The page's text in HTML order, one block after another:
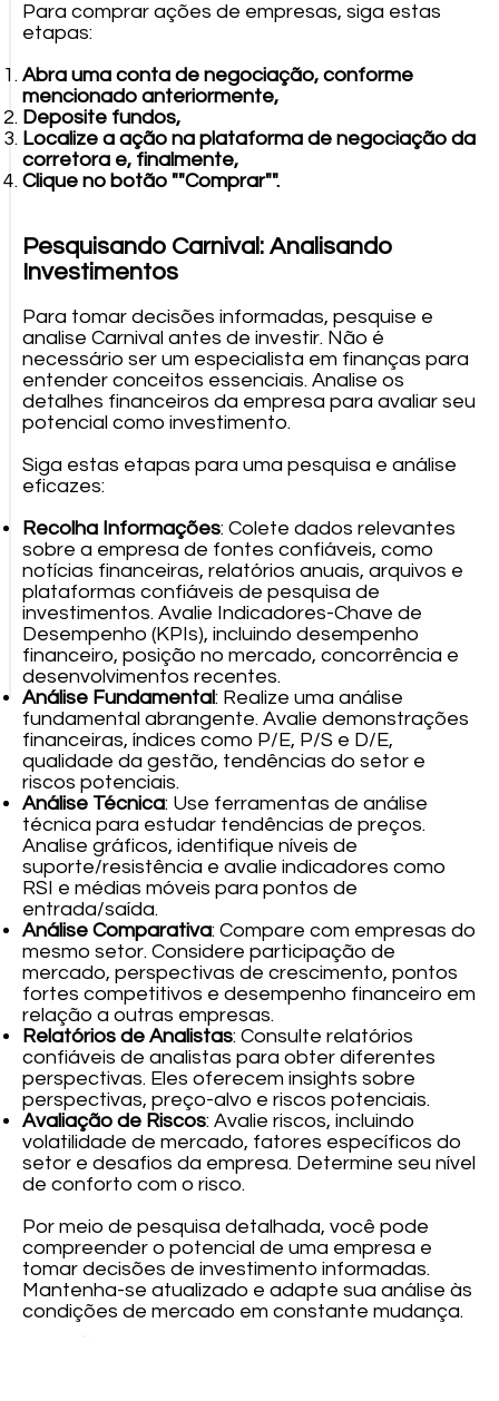
Para comprar ações de empresas, siga estas
etapas:
Abra uma conta de negociação, conforme
mencionado anteriormente,
Deposite fundos,
Localize a ação na plataforma de negociação da
corretora e, finalmente,
Clique no botão ""Comprar"".
Pesquisando Carnival: Analisando
Investimentos
Para tomar decisões informadas, pesquise e
analise Carnival antes de investir. Não é
necessário ser um especialista em finanças para
entender conceitos essenciais. Analise os
detalhes financeiros da empresa para avaliar seu
potencial como investimento.
Siga estas etapas para uma pesquisa e análise
eficazes:
Recolha Informações: Colete dados relevantes
sobre a empresa de fontes confiáveis, como
notícias financeiras, relatórios anuais, arquivos e
plataformas confiáveis de pesquisa de
investimentos. Avalie Indicadores-Chave de
Desempenho (KPIs), incluindo desempenho
financeiro, posição no mercado, concorrência e
desenvolvimentos recentes.
Análise Fundamental: Realize uma análise
fundamental abrangente. Avalie demonstrações
financeiras, índices como P/E, P/S e D/E,
qualidade da gestão, tendências do setor e
riscos potenciais.
Análise Técnica: Use ferramentas de análise
técnica para estudar tendências de preços.
Analise gráficos, identifique níveis de
suporte/resistência e avalie indicadores como
RSI e médias móveis para pontos de
entrada/saída.
Análise Comparativa: Compare com empresas do
mesmo setor. Considere participação de
mercado, perspectivas de crescimento, pontos
fortes competitivos e desempenho financeiro em
relação a outras empresas.
Relatórios de Analistas: Consulte relatórios
confiáveis de analistas para obter diferentes
perspectivas. Eles oferecem insights sobre
perspectivas, preço-alvo e riscos potenciais.
Avaliação de Riscos: Avalie riscos, incluindo
volatilidade de mercado, fatores específicos do
setor e desafios da empresa. Determine seu nível
de conforto com o risco.
Por meio de pesquisa detalhada, você pode
compreender o potencial de uma empresa e
tomar decisões de investimento informadas.
Mantenha-se atualizado e adapte sua análise às
condições de mercado em constante mudança.